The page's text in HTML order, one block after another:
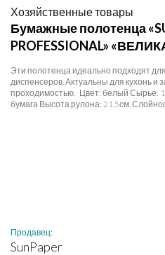
Хозяйственные товары
Бумажные полотенца
PROFESSIONAL»
Эти полотенца идеально подходят
диспенсеров. Актуальны для кухонь и
проходимостью. Цвет: белый Сырье:
бумага Высота рулона: 21.5см.
Продавец:
SunPaper